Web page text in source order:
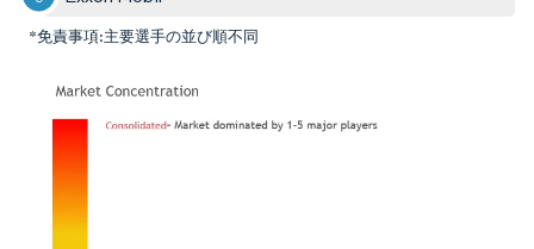
*免責事項:主要選手の並び順不同